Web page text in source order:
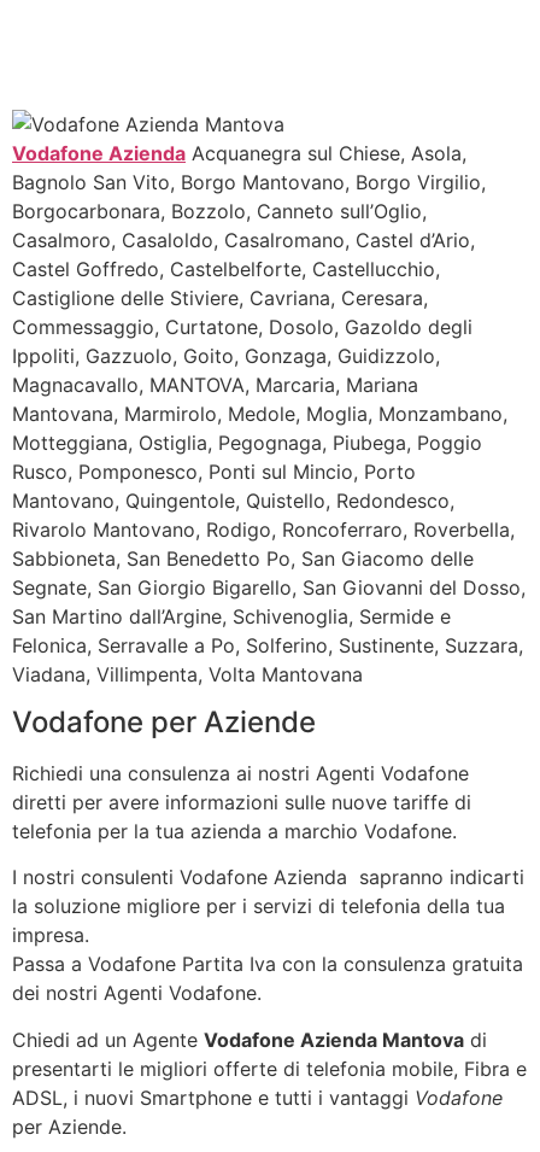
Vodafone Azienda Acquanegra sul Chiese, Asola,
Bagnolo San Vito, Borgo Mantovano, Borgo Virgilio,
Borgocarbonara, Bozzolo, Canneto sull’Oglio,
Casalmoro, Casaloldo, Casalromano, Castel d’Ario,
Castel Goffredo, Castelbelforte, Castellucchio,
Castiglione delle Stiviere, Cavriana, Ceresara,
Commessaggio, Curtatone, Dosolo, Gazoldo degli
Ippoliti, Gazzuolo, Goito, Gonzaga, Guidizzolo,
Magnacavallo, MANTOVA, Marcaria, Mariana
Mantovana, Marmirolo, Medole, Moglia, Monzambano,
Motteggiana, Ostiglia, Pegognaga, Piubega, Poggio
Rusco, Pomponesco, Ponti sul Mincio, Porto
Mantovano, Quingentole, Quistello, Redondesco,
Rivarolo Mantovano, Rodigo, Roncoferraro, Roverbella,
Sabbioneta, San Benedetto Po, San Giacomo delle
Segnate, San Giorgio Bigarello, San Giovanni del Dosso,
San Martino dall’Argine, Schivenoglia, Sermide e
Felonica, Serravalle a Po, Solferino, Sustinente, Suzzara,
Viadana, Villimpenta, Volta Mantovana
Vodafone per Aziende
Richiedi una consulenza ai nostri Agenti Vodafone
diretti per avere informazioni sulle nuove tariffe di
telefonia per la tua azienda a marchio Vodafone.
I nostri consulenti Vodafone Azienda sapranno indicarti
la soluzione migliore per i servizi di telefonia della tua
impresa.
Passa a Vodafone Partita Iva con la consulenza gratuita
dei nostri Agenti Vodafone.
Chiedi ad un Agente Vodafone Azienda Mantova di
presentarti le migliori offerte di telefonia mobile, Fibra e
ADSL, i nuovi Smartphone e tutti i vantaggi Vodafone
per Aziende.